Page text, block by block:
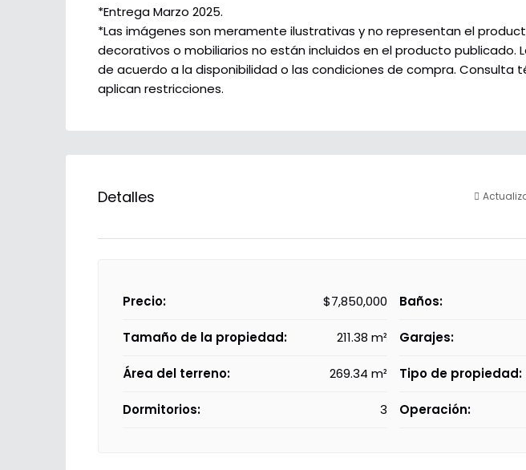
*Entrega Marzo 2025.
*Las imágenes son meramente ilustrativas y no representan el
decorativos o mobiliarios no están incluidos en el producto publicado.
de acuerdo a la disponibilidad o las condiciones de compra. Consulta
aplican restricciones.
Detalles
Precio: $7,850,000
Tamaño de la propiedad: 211.38 m²
Área del terreno: 269.34 m²
Dormitorios: 3
Baños:
Garajes:
Tipo de propiedad:
Operación: